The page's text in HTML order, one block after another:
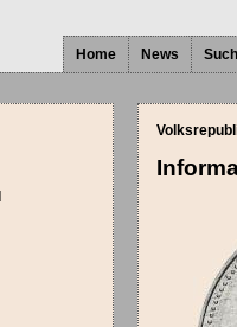
Home News